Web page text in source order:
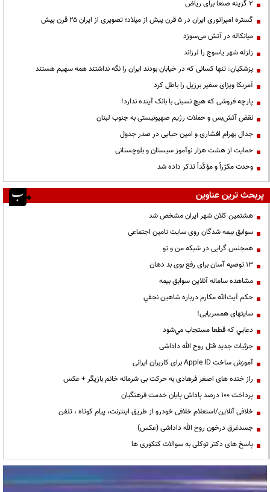
۲ گزینه صنعا برای ریاض
گستره امپراتوری ایران در ۵ قرن پیش از میلاد؛ تصویری از ایران ۲۵ قرن پیش
میانکاله در آتش می‌سوزد
زلزله شهر یاسوج را لرزاند
پزشکیان: تنها کسانی که در خیابان بودند ایران را نگه نداشتند همه سهیم هستند
آمریکا ویزای سفیر برزیل را باطل کرد
پارچه فروشی که هیچ نسبتی با بانک آینده ندارد!
نقض آتش‌بس و حملات رژیم صهیونیستی به جنوب لبنان
جدال بهرام افشاری و امین حیایی در صدر جدول
حمایت از هشت هزار نوآموز سیستان و بلوچستانی
وحدت مکرّراً و مؤکّداً تذکر داده شد
پربحث ترین عناوین
هشتمین کلان شهر ایران مشخص شد
سوابق بیمه شدگان روی سایت تامین اجتماعی
همجنس گرایی در شبکه من و تو
13 توصیه آسان برای رفع بوی بد دهان
مشاهده سامانه آنلاين سوابق بیمه
حكم آيت‌الله مكارم درباره شاهين نجفي
سایتهای همسریابی!
دعايي كه قطعا مستجاب مي‌شود
جزئیات جدید قتل روح الله داداشی
آموزش ساخت Apple ID برای کاربران ایرانی
راز خنده های اصغر فرهادی به حرکت بی شرمانه خانم بازیگر + عکس
پرداخت ۱۰۰ درصد پاداش پایان خدمت فرهنگیان
خلافی آنلاین/استعلام خلافی خودرو از طریق اینترنت، پیام کوتاه ، تلفن
جسدغرق درخون روح الله داداشی (عکس)
پاسخ های دکتر توکلی به سوالات کنکوری ها